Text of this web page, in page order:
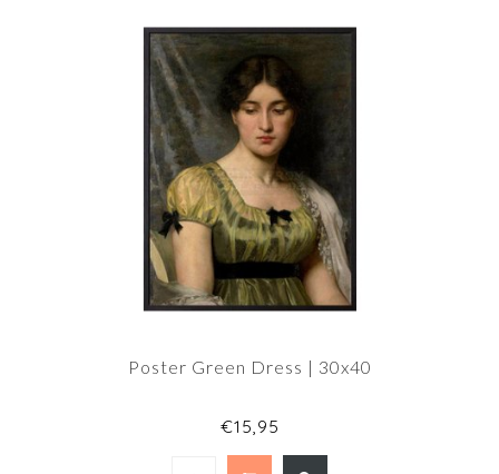
Poster Green Dress | 30x40
€15,95